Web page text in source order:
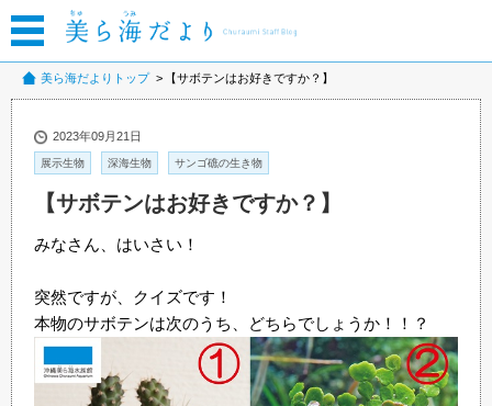
美ら海だよりトップ 【サボテンはお好きですか？】
2023年09月21日
展示生物 深海生物 サンゴ礁の生き物
【サボテンはお好きですか？】
みなさん、はいさい！
突然ですが、クイズです！
本物のサボテンは次のうち、どちらでしょうか！！？